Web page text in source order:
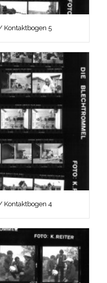
Kontaktbogen 5
Kontaktbogen 4